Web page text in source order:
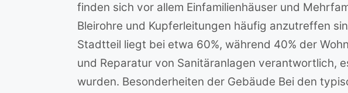
finden sich vor allem Einfamilienhäuser und
Bleirohre und Kupferleitungen häufig anzutreffen
Stadtteil liegt bei etwa 60%, während 40% der
und Reparatur von Sanitäranlagen verantwortlich,
wurden. Besonderheiten der Gebäude Bei den